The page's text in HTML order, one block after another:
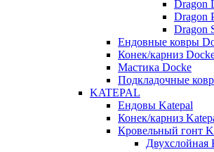
Dragon
Dragon
Dragon
Ендовные ковры
Конек/карниз
Мастика Docke
Подкладочные
KATEPAL
Ендовы Katepal
Конек/карниз
Кровельный гонт
Двухслойная